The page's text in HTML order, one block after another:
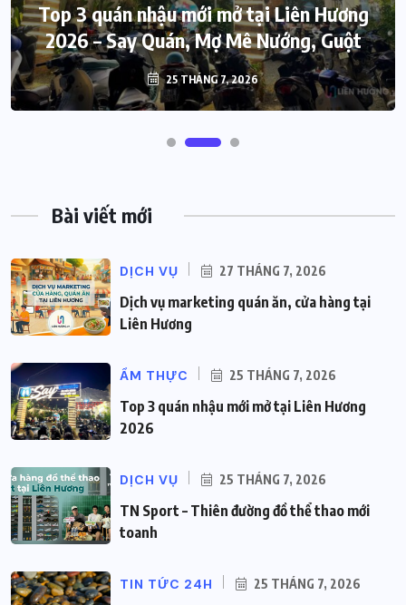
Top 3 quán nhậu mới mở tại Liên Hương
2026 – Say Quán, Mợ Mê Nướng, Guột
25 THÁNG 7, 2026
Bài viết mới
DỊCH VỤ 27 THÁNG 7, 2026
Dịch vụ marketing quán ăn, cửa hàng tại
Liên Hương
ẨM THỰC 25 THÁNG 7, 2026
Top 3 quán nhậu mới mở tại Liên Hương
2026
DỊCH VỤ 25 THÁNG 7, 2026
TN Sport – Thiên đường đồ thể thao mới
toanh
TIN TỨC 24H 25 THÁNG 7, 2026